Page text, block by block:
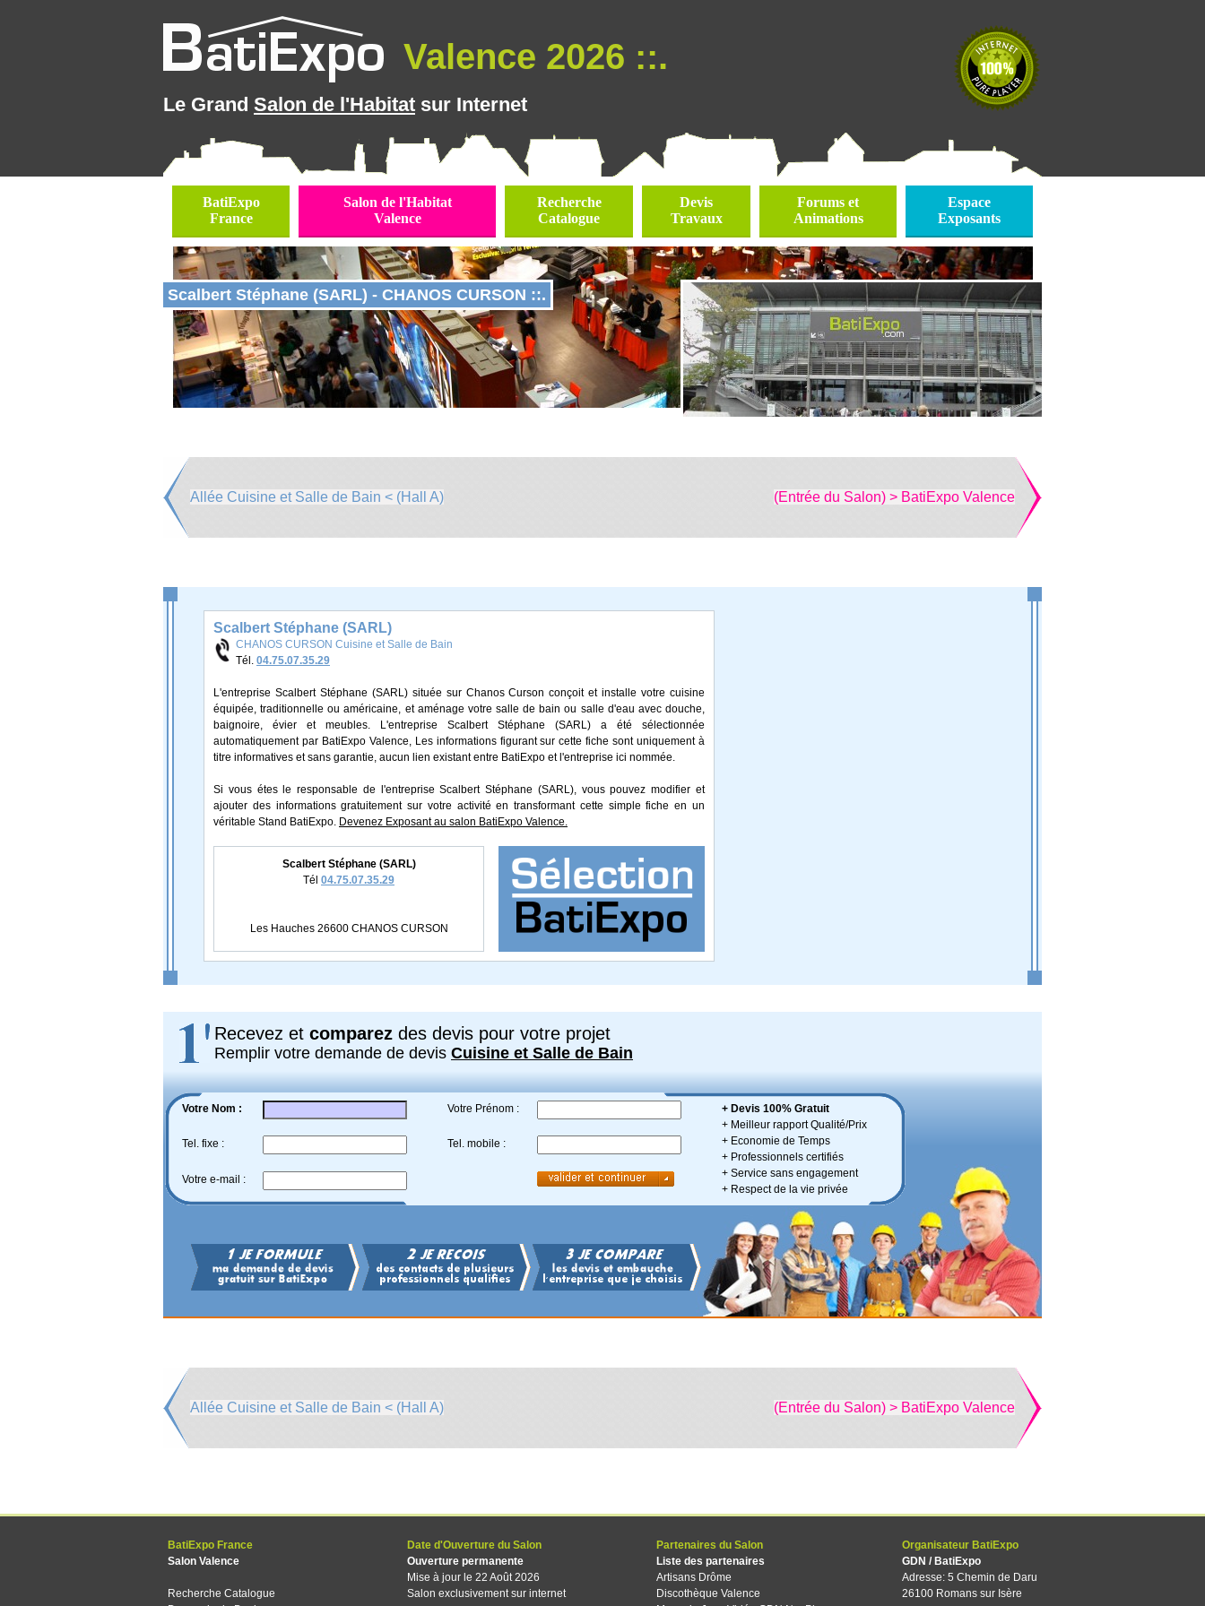
Valence 2026 ::.
Le Grand Salon de l'Habitat sur Internet
BatiExpo
France
Salon de l'Habitat
Valence
Recherche
Catalogue
Devis
Travaux
Forums et
Animations
Espace
Exposants
Scalbert Stéphane (SARL) - CHANOS CURSON ::.
Allée Cuisine et Salle de Bain < (Hall A) (Entrée du Salon) > BatiExpo Valence
Scalbert Stéphane (SARL)
CHANOS CURSON Cuisine et Salle de Bain
Tél. 04.75.07.35.29
L'entreprise Scalbert Stéphane (SARL) située sur Chanos Curson conçoit et installe votre cuisine
équipée, traditionnelle ou américaine, et aménage votre salle de bain ou salle d'eau avec douche,
baignoire, évier et meubles. L'entreprise Scalbert Stéphane (SARL) a été sélectionnée
automatiquement par BatiExpo Valence, Les informations figurant sur cette fiche sont uniquement à
titre informatives et sans garantie, aucun lien existant entre BatiExpo et l'entreprise ici nommée.
Si vous étes le responsable de l'entreprise Scalbert Stéphane (SARL), vous pouvez modifier et
ajouter des informations gratuitement sur votre activité en transformant cette simple fiche en un
véritable Stand BatiExpo. Devenez Exposant au salon BatiExpo Valence.
Scalbert Stéphane (SARL)
Tél 04.75.07.35.29
Les Hauches 26600 CHANOS CURSON
Recevez et comparez des devis pour votre projet
Remplir votre demande de devis Cuisine et Salle de Bain
Votre Nom : Votre Prénom :
+ Devis 100% Gratuit
+ Meilleur rapport Qualité/Prix
+ Economie de Temps
+ Professionnels certifiés
+ Service sans engagement
+ Respect de la vie privée
Tel. fixe : Tel. mobile :
Votre e-mail :
Allée Cuisine et Salle de Bain < (Hall A) (Entrée du Salon) > BatiExpo Valence
BatiExpo France
Salon Valence
Recherche Catalogue
Date d'Ouverture du Salon
Ouverture permanente
Mise à jour le 22 Août 2026
Salon exclusivement sur internet
Partenaires du Salon
Liste des partenaires
Artisans Drôme
Discothèque Valence
Organisateur BatiExpo
GDN / BatiExpo
Adresse: 5 Chemin de Daru
26100 Romans sur Isère